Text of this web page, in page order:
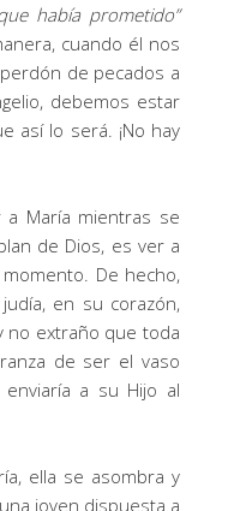
había prometido”
cuando él nos
de pecados a
debemos estar
así lo será. ¡No hay
María mientras se
de Dios, es ver a
De hecho,
en su corazón,
no extraño que toda
de ser el vaso
a su Hijo al
ella se asombra y
joven dispuesta a